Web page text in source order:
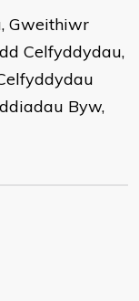
Gweithiwr
Celfyddydau,
Byw,